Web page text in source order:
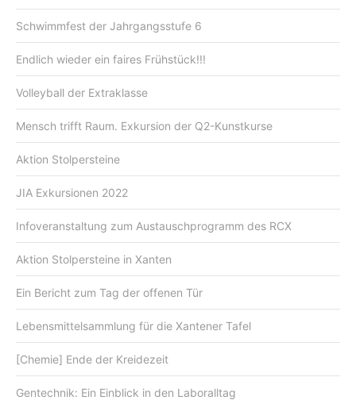
Schwimmfest der Jahrgangsstufe 6
Endlich wieder ein faires Frühstück!!!
Volleyball der Extraklasse
Mensch trifft Raum. Exkursion der Q2-Kunstkurse
Aktion Stolpersteine
JIA Exkursionen 2022
Infoveranstaltung zum Austauschprogramm des RCX
Aktion Stolpersteine in Xanten
Ein Bericht zum Tag der offenen Tür
Lebensmittelsammlung für die Xantener Tafel
[Chemie] Ende der Kreidezeit
Gentechnik: Ein Einblick in den Laboralltag